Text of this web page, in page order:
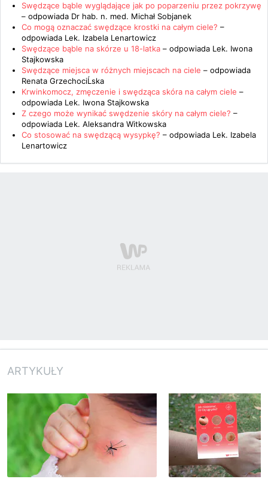
Swędzące bąble wyglądające jak po poparzeniu przez pokrzywę
– odpowiada Dr hab. n. med. Michał Sobjanek
Co mogą oznaczać swędzące krostki na całym ciele? –
odpowiada Lek. Izabela Lenartowicz
Swędzące bąble na skórze u 18-latka – odpowiada Lek. Iwona
Stajkowska
Swędzące miejsca w różnych miejscach na ciele – odpowiada
Renata GrzechociĹska
Krwinkomocz, zmęczenie i swędząca skóra na całym ciele –
odpowiada Lek. Iwona Stajkowska
Z czego może wynikać swędzenie skóry na całym ciele? –
odpowiada Lek. Aleksandra Witkowska
Co stosować na swędzącą wysypkę? – odpowiada Lek. Izabela
Lenartowicz
ARTYKUŁY